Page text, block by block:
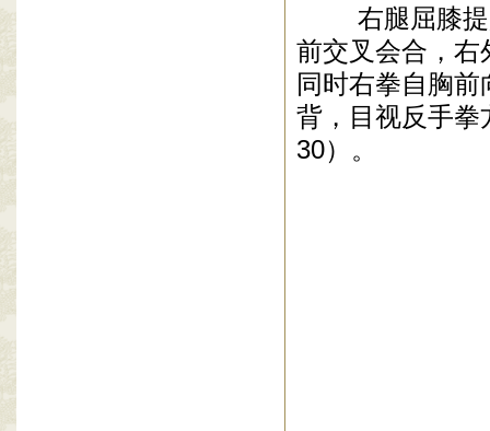
右腿屈膝提起
前交叉会合，右
同时右拳自胸
背，目视反手拳
30）。